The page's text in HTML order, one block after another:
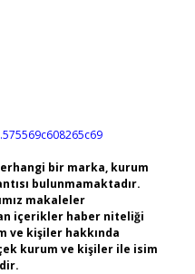
bir marka, kurum
bulunmamaktadır.
makaleler
içerikler haber niteliği
ve kişiler hakkında
kurum ve kişiler ile isim